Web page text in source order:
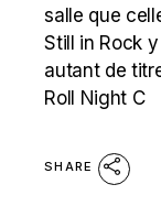
salle que
Still in Rock
autant de
Roll Night C
SHARE